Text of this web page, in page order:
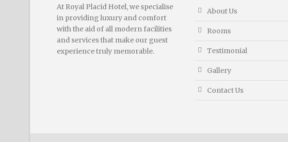
At Royal Placid Hotel, we specialise
in providing luxury and comfort
with the aid of all modern facilities
and services that make our guest
experience truly memorable.
About Us
Rooms
Testimonial
Gallery
Contact Us